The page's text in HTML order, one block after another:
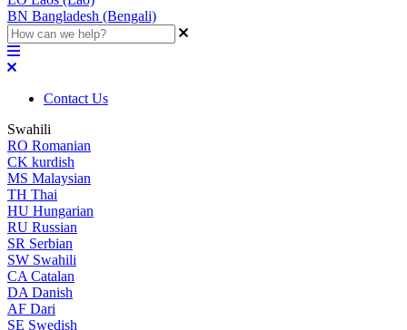
BN Bangladesh (Bengali)
Contact Us
Swahili
RO Romanian
CK kurdish
MS Malaysian
TH Thai
HU Hungarian
RU Russian
SR Serbian
SW Swahili
CA Catalan
DA Danish
AF Dari
SE Swedish